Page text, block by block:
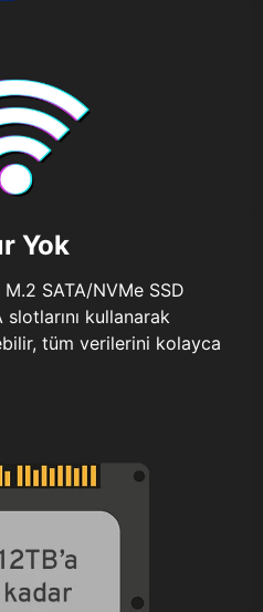
Yok
SATA/NVMe SSD
kullanarak
tüm verilerini kolayca